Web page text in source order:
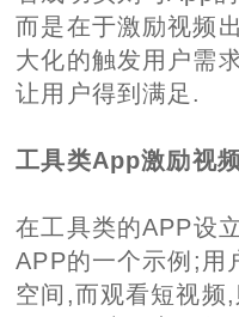
而是在于激励视频
大化的触发用户需
让用户得到满足.
工具类App激励视
在工具类的APP设
APP的一个示例;用
空间,而观看短视频